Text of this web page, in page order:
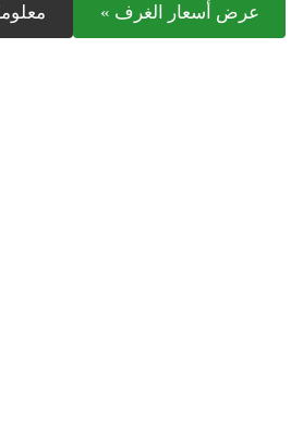
عرض أسعار الغرف »